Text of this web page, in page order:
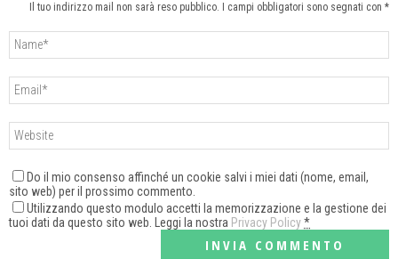
Il tuo indirizzo mail non sarà reso pubblico. I campi obbligatori sono segnati con *
Do il mio consenso affinché un cookie salvi i miei dati (nome, email,
sito web) per il prossimo commento.
Utilizzando questo modulo accetti la memorizzazione e la gestione dei
tuoi dati da questo sito web. Leggi la nostra Privacy Policy*